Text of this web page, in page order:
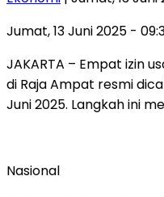
Jumat, 13 Juni 2025 -
JAKARTA – Empat izin
di Raja Ampat resmi
Juni 2025. Langkah ini
Nasional